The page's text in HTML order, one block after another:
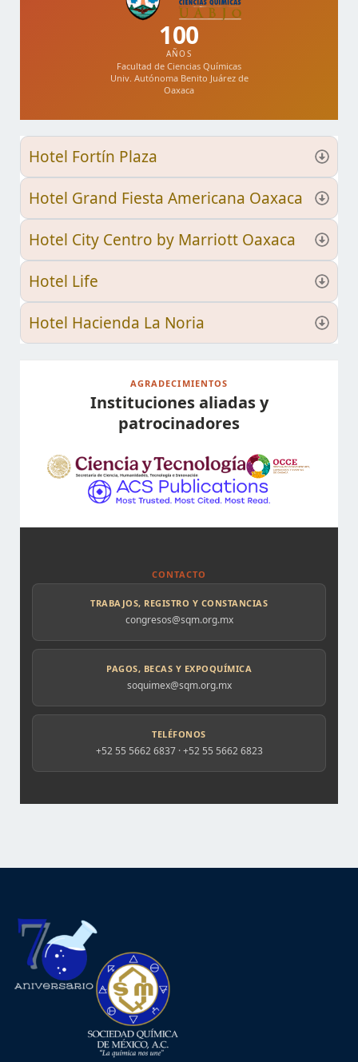
100
AÑOS
Facultad de Ciencias Químicas
Univ. Autónoma Benito Juárez de
Oaxaca
Hotel Fortín Plaza
Hotel Grand Fiesta Americana Oaxaca
Hotel City Centro by Marriott Oaxaca
Hotel Life
Hotel Hacienda La Noria
AGRADECIMIENTOS
Instituciones aliadas y
patrocinadores
CONTACTO
TRABAJOS, REGISTRO Y CONSTANCIAS
congresos@sqm.org.mx
PAGOS, BECAS Y EXPOQUÍMICA
soquimex@sqm.org.mx
TELÉFONOS
+52 55 5662 6837 · +52 55 5662 6823